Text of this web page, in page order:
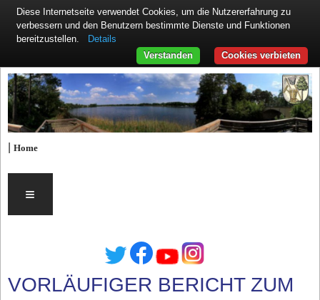
|Home
≡
VORLÄUFIGER BERICHT ZUM
Diese Internetseite verwendet Cookies, um die Nutzererfahrung zu
verbessern und den Benutzern bestimmte Dienste und Funktionen
bereitzustellen.
Details
Cookies verbieten
Verstanden